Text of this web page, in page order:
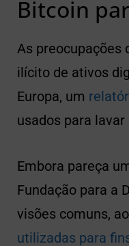
Bitcoin
As preocupações
ilícito de ativos
Europa, um
usados para
Embora pareça
Fundação para a
visões comuns,
utilizadas para